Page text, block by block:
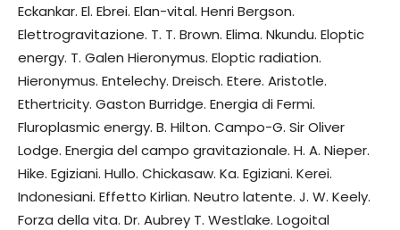
Eckankar. El. Ebrei. Elan-vital. Henri Bergson.
Elettrogravitazione. T. T. Brown. Elima. Nkundu. Eloptic
energy. T. Galen Hieronymus. Eloptic radiation.
Hieronymus. Entelechy. Dreisch. Etere. Aristotle.
Ethertricity. Gaston Burridge. Energia di Fermi.
Fluroplasmic energy. B. Hilton. Campo-G. Sir Oliver
Lodge. Energia del campo gravitazionale. H. A. Nieper.
Hike. Egiziani. Hullo. Chickasaw. Ka. Egiziani. Kerei.
Indonesiani. Effetto Kirlian. Neutro latente. J. W. Keely.
Forza della vita. Dr. Aubrey T. Westlake. Logoital